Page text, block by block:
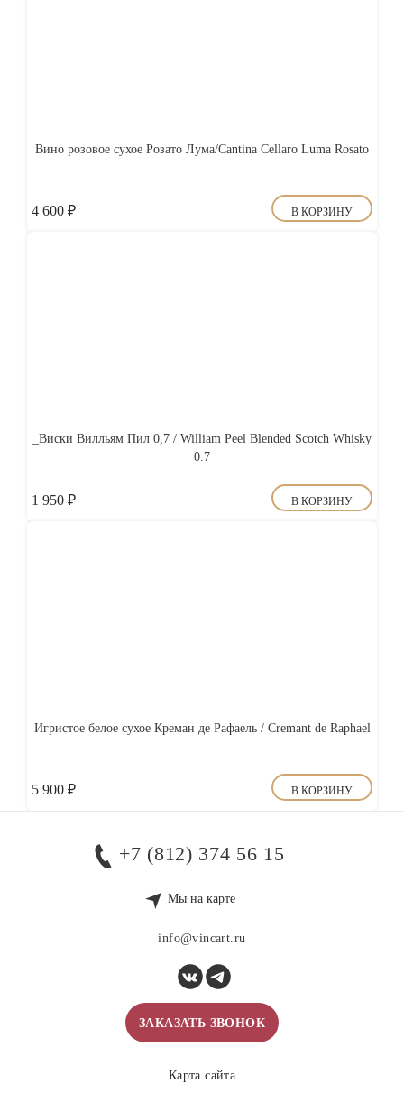
Вино розовое сухое Розато Лума/Cantina Cellaro Luma Rosato
4 600 ₽ В КОРЗИНУ
_Виски Вилльям Пил 0,7 / William Peel Blended Scotch Whisky
0.7
1 950 ₽ В КОРЗИНУ
Игристое белое сухое Креман де Рафаель / Cremant de Raphael
5 900 ₽ В КОРЗИНУ
+7 (812) 374 56 15
Мы на карте
info@vincart.ru
ЗАКАЗАТЬ ЗВОНОК
Карта сайта